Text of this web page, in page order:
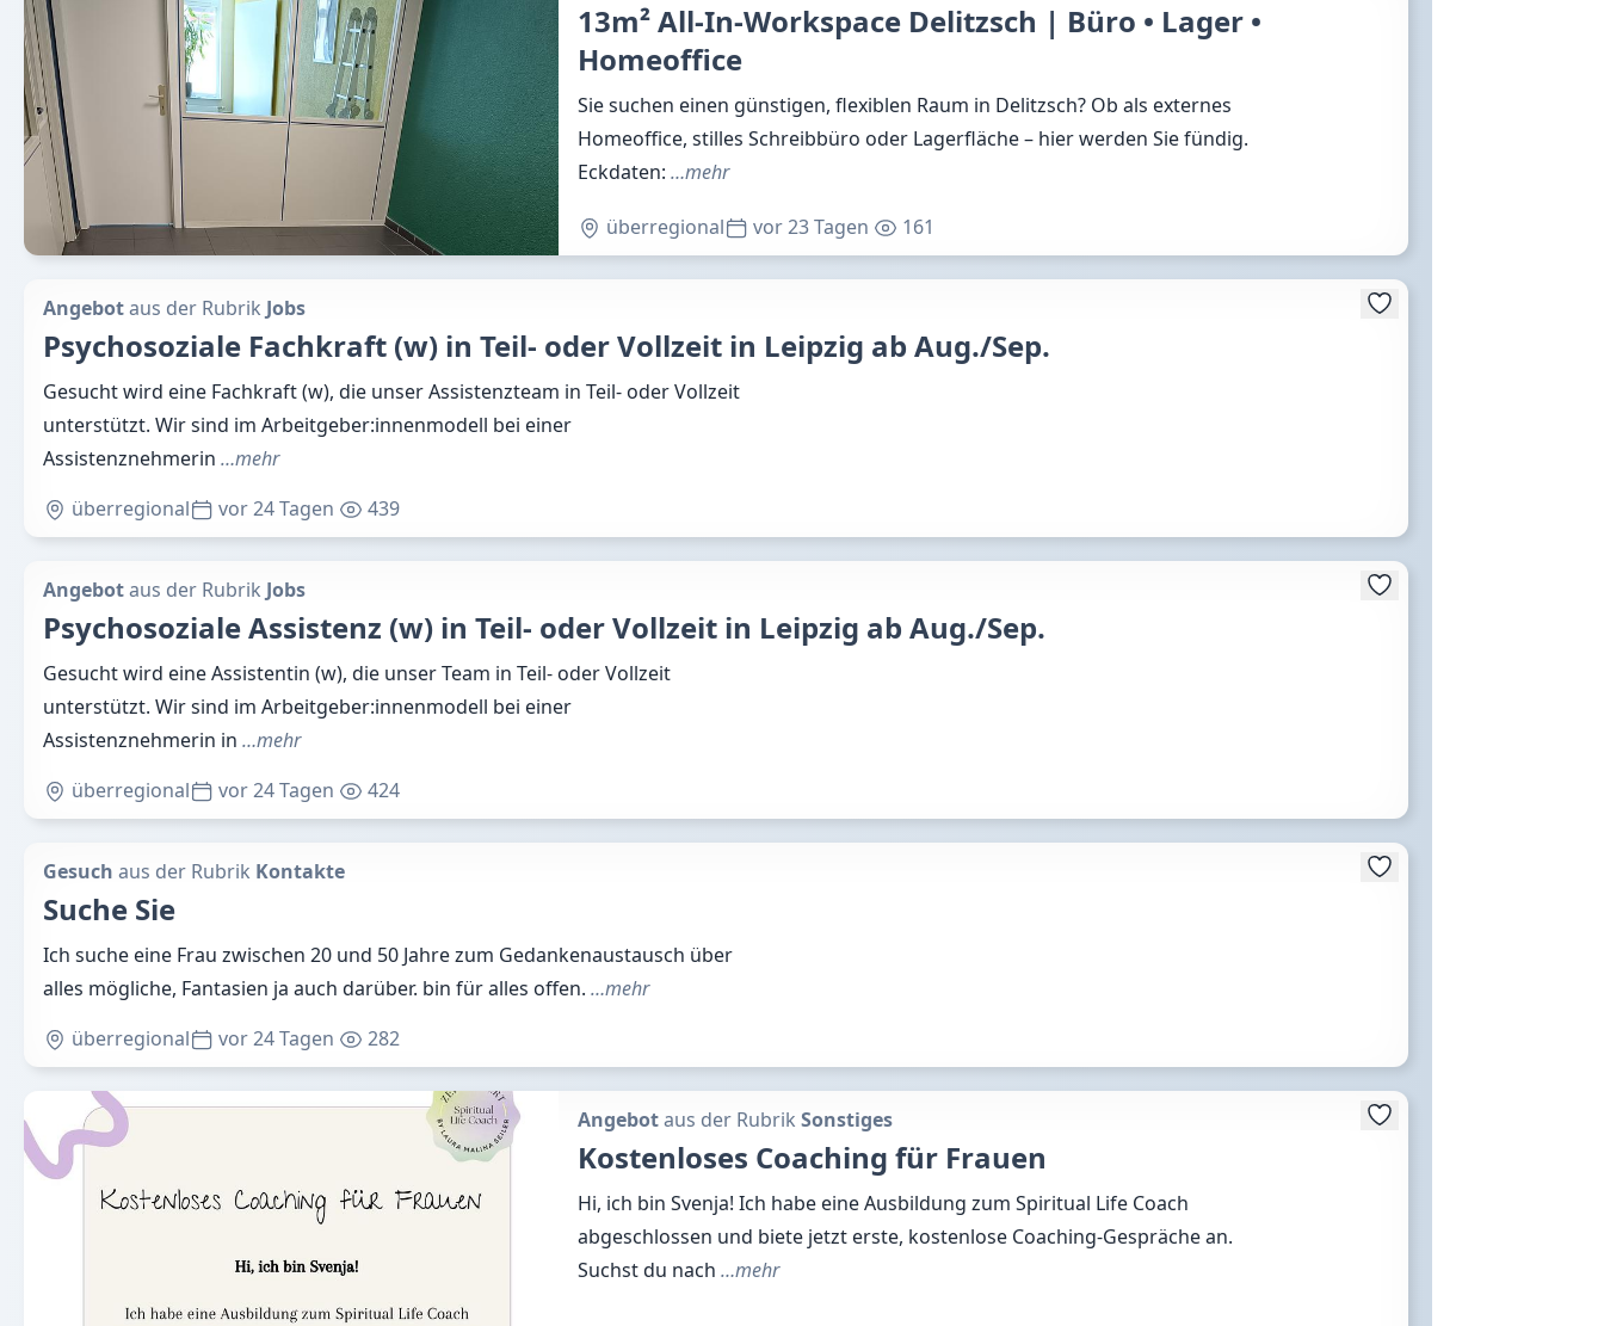
13m² All-In-Workspace Delitzsch | Büro • Lager •
Homeoffice
Sie suchen einen günstigen, flexiblen Raum in Delitzsch? Ob als externes
Homeoffice, stilles Schreibbüro oder Lagerfläche – hier werden Sie fündig.
Eckdaten: …mehr
überregional vor 23 Tagen 161
Angebotaus der Rubrik Jobs
Psychosoziale Fachkraft (w) in Teil- oder Vollzeit in Leipzig ab Aug./Sep.
Gesucht wird eine Fachkraft (w), die unser Assistenzteam in Teil- oder Vollzeit
unterstützt. Wir sind im Arbeitgeber:innenmodell bei einer
Assistenznehmerin …mehr
überregional
vor 24 Tagen 439
Angebotaus der Rubrik Jobs
Psychosoziale Assistenz (w) in Teil- oder Vollzeit in Leipzig ab Aug./Sep.
Gesucht wird eine Assistentin (w), die unser Team in Teil- oder Vollzeit
unterstützt. Wir sind im Arbeitgeber:innenmodell bei einer
Assistenznehmerin in …mehr
überregional
vor 24 Tagen 424
Gesuch aus der Rubrik Kontakte
Suche Sie
Ich suche eine Frau zwischen 20 und 50 Jahre zum Gedankenaustausch über
alles mögliche, Fantasien ja auch darüber. bin für alles offen. …mehr
überregional
vor 24 Tagen 282
Angebotaus der Rubrik Sonstiges
Kostenloses Coaching für Frauen
Hi, ich bin Svenja! Ich habe eine Ausbildung zum Spiritual Life Coach
abgeschlossen und biete jetzt erste, kostenlose Coaching-Gespräche an.
Suchst du nach …mehr